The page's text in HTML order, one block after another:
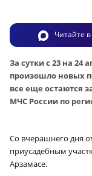
Читайте в
За сутки с 23 на 24
произошло новых
все еще остаются
МЧС России по
Со вчерашнего дня
приусадебным
Арзамасе.